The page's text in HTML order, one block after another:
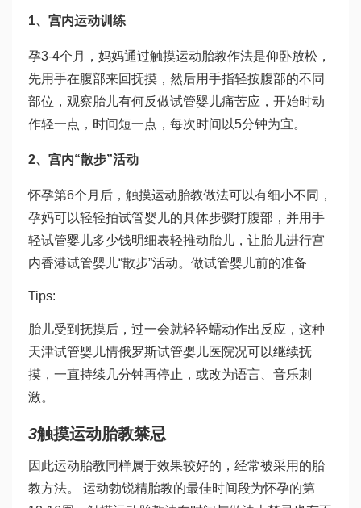
1、宫内运动训练
孕3-4个月，妈妈通过触摸运动胎教作法是仰卧放松，
先用手在腹部来回抚摸，然后用手指轻按腹部的不同
部位，观察胎儿有何反做试管婴儿痛苦应，开始时动
作轻一点，时间短一点，每次时间以5分钟为宜。
2、宫内“散步”活动
怀孕第6个月后，触摸运动胎教做法可以有细小不同，
孕妈可以轻轻拍试管婴儿的具体步骤打腹部，并用手
轻试管婴儿多少钱明细表轻推动胎儿，让胎儿进行宫
内香港试管婴儿“散步”活动。 做试管婴儿前的准备
Tips:
胎儿受到抚摸后，过一会就轻轻蠕动作出反应，这种
天津试管婴儿情俄罗斯试管婴儿医院况可以继续抚
摸，一直持续几分钟再停止，或改为语言、音乐刺
激。
3触摸运动胎教禁忌
因此运动胎教同样属于效果较好的，经常被采用的胎
教方法。 运动勃锐精胎教的最佳时间段为怀孕的第